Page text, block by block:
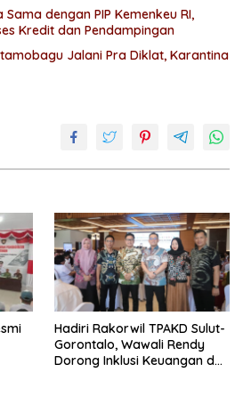
dengan PIP Kemenkeu RI,
Kredit dan Pendampingan
Jalani Pra Diklat, Karantina
Hadiri Rakorwil TPAKD Sulut-
Gorontalo, Wawali Rendy
Dorong Inklusi Keuangan dan